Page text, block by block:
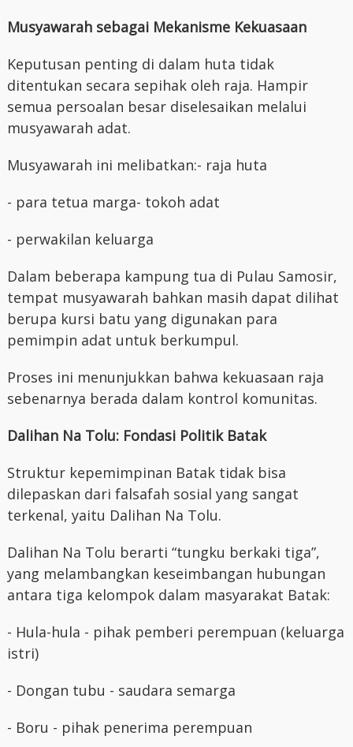
Musyawarah sebagai Mekanisme Kekuasaan
Keputusan penting di dalam huta tidak
ditentukan secara sepihak oleh raja. Hampir
semua persoalan besar diselesaikan melalui
musyawarah adat.
Musyawarah ini melibatkan:- raja huta
- para tetua marga- tokoh adat
- perwakilan keluarga
Dalam beberapa kampung tua di Pulau Samosir,
tempat musyawarah bahkan masih dapat dilihat
berupa kursi batu yang digunakan para
pemimpin adat untuk berkumpul.
Proses ini menunjukkan bahwa kekuasaan raja
sebenarnya berada dalam kontrol komunitas.
Dalihan Na Tolu: Fondasi Politik Batak
Struktur kepemimpinan Batak tidak bisa
dilepaskan dari falsafah sosial yang sangat
terkenal, yaitu Dalihan Na Tolu.
Dalihan Na Tolu berarti “tungku berkaki tiga”,
yang melambangkan keseimbangan hubungan
antara tiga kelompok dalam masyarakat Batak:
- Hula-hula - pihak pemberi perempuan (keluarga
istri)
- Dongan tubu - saudara semarga
- Boru - pihak penerima perempuan